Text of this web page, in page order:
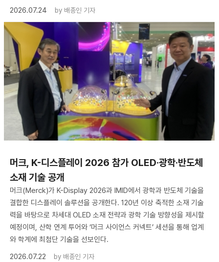
2026.07.24 by 배종인 기자
머크, K-디스플레이 2026 참가 OLED·광학·반도체
소재 기술 공개
머크(Merck)가 K-Display 2026과 IMID에서 광학과 반도체 기술을
결합한 디스플레이 솔루션을 공개한다. 120년 이상 축적한 소재 기술
력을 바탕으로 차세대 OLED 소재 전략과 광학 기술 방향성을 제시할
예정이며, 산학 연계 투어와 ‘머크 사이언스 커넥트’ 세션을 통해 업계
와 학계에 최첨단 기술을 선보인다.
2026.07.22
by 배종인 기자